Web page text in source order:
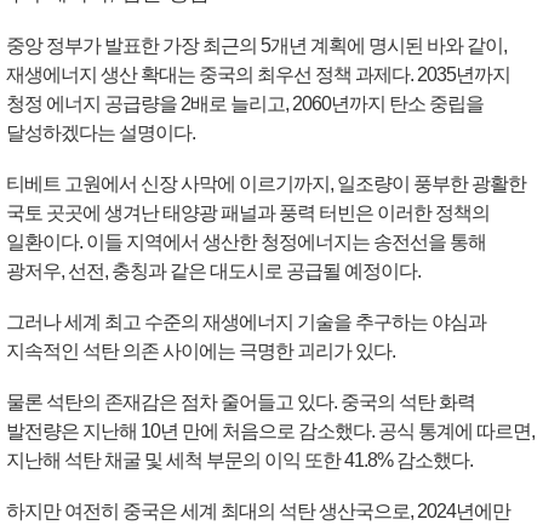
중앙 정부가 발표한 가장 최근의 5개년 계획에 명시된 바와 같이,
재생에너지 생산 확대는 중국의 최우선 정책 과제다. 2035년까지
청정 에너지 공급량을 2배로 늘리고, 2060년까지 탄소 중립을
달성하겠다는 설명이다.
티베트 고원에서 신장 사막에 이르기까지, 일조량이 풍부한 광활한
국토 곳곳에 생겨난 태양광 패널과 풍력 터빈은 이러한 정책의
일환이다. 이들 지역에서 생산한 청정에너지는 송전선을 통해
광저우, 선전, 충칭과 같은 대도시로 공급될 예정이다.
그러나 세계 최고 수준의 재생에너지 기술을 추구하는 야심과
지속적인 석탄 의존 사이에는 극명한 괴리가 있다.
물론 석탄의 존재감은 점차 줄어들고 있다. 중국의 석탄 화력
발전량은 지난해 10년 만에 처음으로 감소했다. 공식 통계에 따르면,
지난해 석탄 채굴 및 세척 부문의 이익 또한 41.8% 감소했다.
하지만 여전히 중국은 세계 최대의 석탄 생산국으로, 2024년에만